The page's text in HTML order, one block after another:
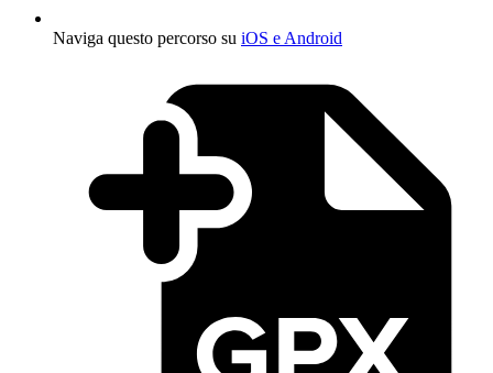
Naviga questo percorso su iOS e Android